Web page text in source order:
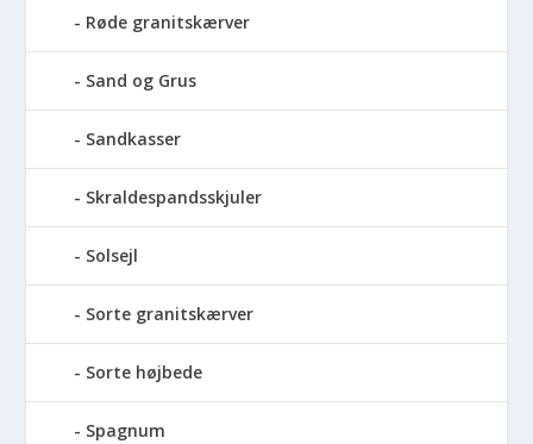
Røde granitskærver
Sand og Grus
Sandkasser
Skraldespandsskjuler
Solsejl
Sorte granitskærver
Sorte højbede
Spagnum